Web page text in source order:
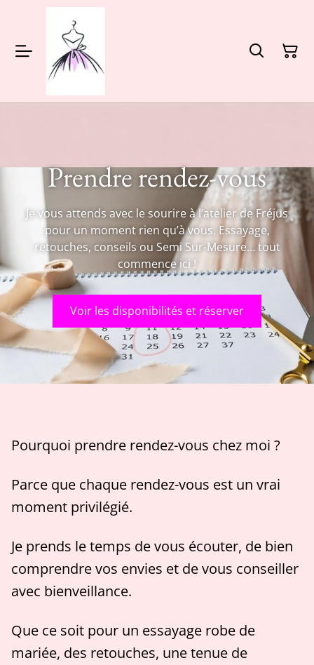
Prendre rendez-vous
Je vous attends avec le sourire à l’atelier de Fréjus
pour un moment rien qu’à vous. Essayage,
retouches, conseils ou Semi Sur-Mesure… tout
commence ici !
Voir les disponibilités et réserver
Pourquoi prendre rendez-vous chez moi ?
Parce que chaque rendez-vous est un vrai
moment privilégié.
Je prends le temps de vous écouter, de bien
comprendre vos envies et de vous conseiller
avec bienveillance.
Que ce soit pour un essayage robe de
mariée, des retouches, une tenue de